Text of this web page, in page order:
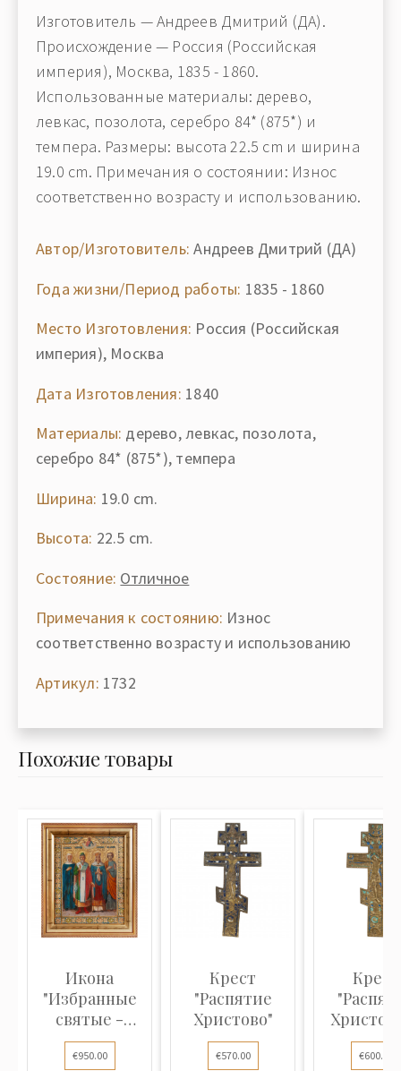
Изготовитель — Андреев Дмитрий (ДА).
Происхождение — Россия (Российская
империя), Москва, 1835 - 1860.
Использованные материалы: дерево,
левкас, позолота, серебро 84* (875*) и
темпера. Размеры: высота 22.5 cm и ширина
19.0 cm. Примечания о состоянии: Износ
соответственно возрасту и использованию.
Автор/Изготовитель: Андреев Дмитрий (ДА)
Года жизни/Период работы: 1835 - 1860
Место Изготовления: Россия (Российская
империя), Москва
Дата Изготовления: 1840
Материалы: дерево, левкас, позолота,
серебро 84* (875*), темпера
Ширина: 19.0 cm.
Высота: 22.5 cm.
Состояние: Отличное
Примечания к состоянию: Износ
соответственно возрасту и использованию
Артикул: 1732
Похожие товары
Икона
"Избранные
святые -
Наталия,
Григорий...
€950.00
Крест
"Распятие
Христово"
€570.00
Крест
€600.00